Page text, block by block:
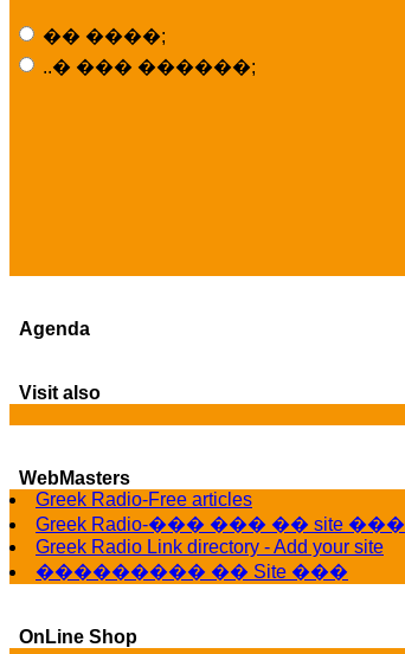
�� ����;
..� ��� ������;
Agenda
Visit also
WebMasters
Greek Radio-Free articles
Greek Radio-��� ��� �� site ���
Greek Radio Link directory - Add your site
��������� �� Site ���
OnLine Shop